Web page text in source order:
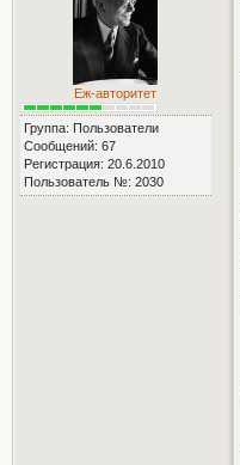
Еж-авторитет
Группа: Пользователи
Сообщений: 67
Регистрация: 20.6.2010
Пользователь №: 2030